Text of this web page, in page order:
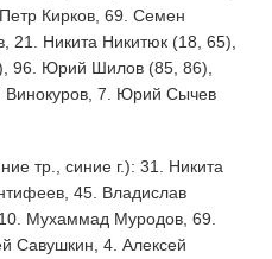
Кирков, 69. Семен
21. Никита Никитюк (18, 65),
96. Юрий Шилов (85, 86),
Винокуров, 7. Юрий Сычев
тр., синие г.): 31. Никита
45. Владислав
Мухаммад Муродов, 69.
Савушкин, 4. Алексей